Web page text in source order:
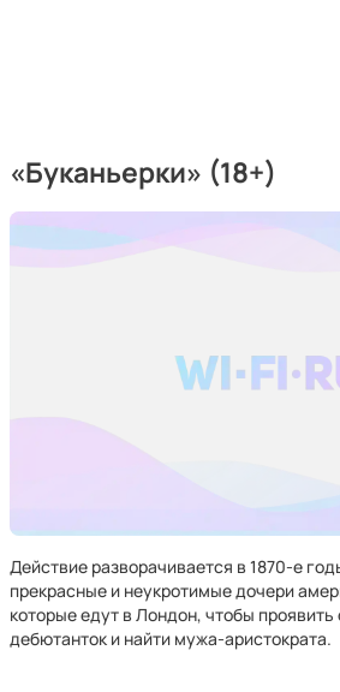
«Буканьерки» (18+)
Действие разворачивается в 1870-е
прекрасные и неукротимые дочери
которые едут в Лондон, чтобы проявить
дебютанток и найти мужа-аристократа.